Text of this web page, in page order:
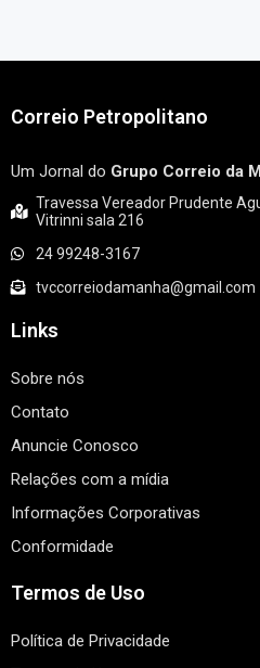
Correio Petropolitano
Um Jornal do Grupo Correio da
Travessa Vereador Prudente
Vitrinni sala 216
24 99248-3167
tvccorreiodamanha@gmail.com
Links
Sobre nós
Contato
Anuncie Conosco
Relações com a mídia
Informações Corporativas
Conformidade
Termos de Uso
Política de Privacidade